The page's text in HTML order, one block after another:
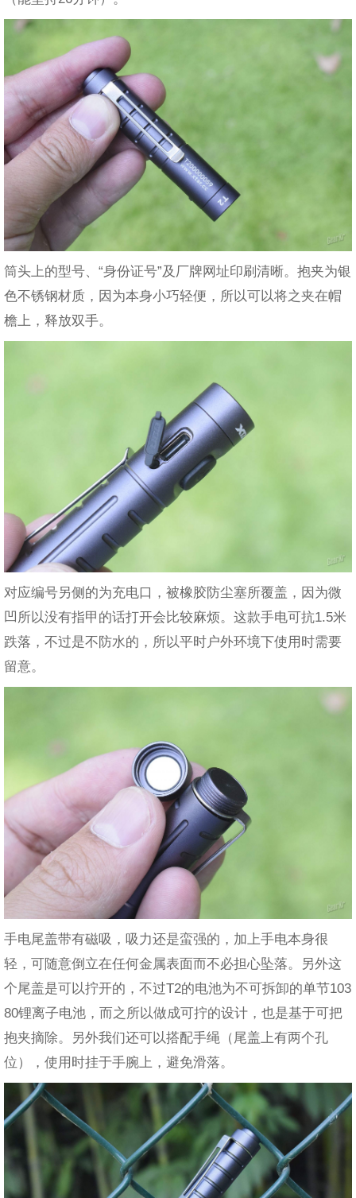
筒头上的型号、“身份证号”及厂牌网址印刷清晰。抱夹为银
色不锈钢材质，因为本身小巧轻便，所以可以将之夹在帽
檐上，释放双手。
对应编号另侧的为充电口，被橡胶防尘塞所覆盖，因为微
凹所以没有指甲的话打开会比较麻烦。这款手电可抗1.5米
跌落，不过是不防水的，所以平时户外环境下使用时需要
留意。
手电尾盖带有磁吸，吸力还是蛮强的，加上手电本身很
轻，可随意倒立在任何金属表面而不必担心坠落。另外这
个尾盖是可以拧开的，不过T2的电池为不可拆卸的单节103
80锂离子电池，而之所以做成可拧的设计，也是基于可把
抱夹摘除。另外我们还可以搭配手绳（尾盖上有两个孔
位），使用时挂于手腕上，避免滑落。